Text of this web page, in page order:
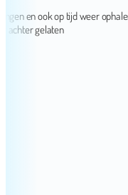
en ook op tijd weer ophalen
gelaten